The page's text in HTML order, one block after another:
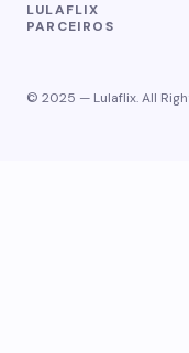
LULAFLIX
PARCEIROS
© 2025 — Lulaflix. All